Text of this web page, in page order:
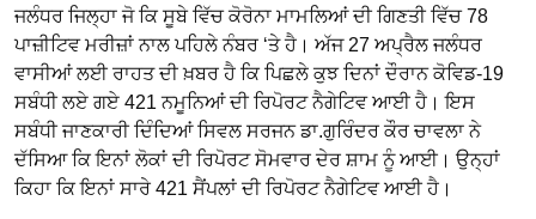
ਜਲੰਧਰ ਜਿਲ੍ਹਾ ਜੋ ਕਿ ਸੂਬੇ ਵਿੱਚ ਕੋਰੋਨਾ ਮਾਮਲਿਆਂ ਦੀ ਗਿਣਤੀ ਵਿੱਚ 78
ਪਾਜ਼ੀਟਿਵ ਮਰੀਜ਼ਾਂ ਨਾਲ ਪਹਿਲੇ ਨੰਬਰ ‘ਤੇ ਹੈ। ਅੱਜ 27 ਅਪ੍ਰੈਲ ਜਲੰਧਰ
ਵਾਸੀਆਂ ਲਈ ਰਾਹਤ ਦੀ ਖ਼ਬਰ ਹੈ ਕਿ ਪਿਛਲੇ ਕੁਝ ਦਿਨਾਂ ਦੌਰਾਨ ਕੋਵਿਡ-19
ਸਬੰਧੀ ਲਏ ਗਏ 421 ਨਮੂਨਿਆਂ ਦੀ ਰਿਪੋਰਟ ਨੈਗੇਟਿਵ ਆਈ ਹੈ। ਇਸ
ਸਬੰਧੀ ਜਾਣਕਾਰੀ ਦਿੰਦਿਆਂ ਸਿਵਲ ਸਰਜਨ ਡਾ.ਗੁਰਿੰਦਰ ਕੌਰ ਚਾਵਲਾ ਨੇ
ਦੱਸਿਆ ਕਿ ਇਨਾਂ ਲੋਕਾਂ ਦੀ ਰਿਪੋਰਟ ਸੋਮਵਾਰ ਦੇਰ ਸ਼ਾਮ ਨੂੰ ਆਈ। ਉਨ੍ਹਾਂ
ਕਿਹਾ ਕਿ ਇਨਾਂ ਸਾਰੇ 421 ਸੈਂਪਲਾਂ ਦੀ ਰਿਪੋਰਟ ਨੈਗੇਟਿਵ ਆਈ ਹੈ।